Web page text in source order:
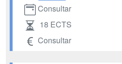
Consultar
18 ECTS
Consultar